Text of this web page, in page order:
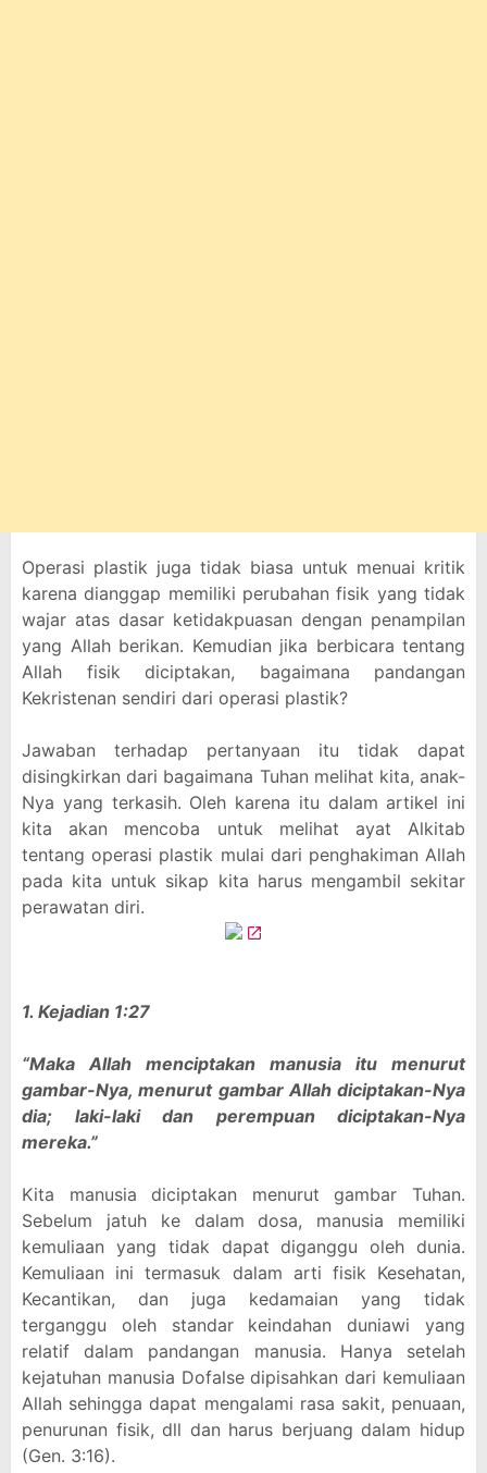
Operasi plastik juga tidak biasa untuk menuai kritik
karena dianggap memiliki perubahan fisik yang tidak
wajar atas dasar ketidakpuasan dengan penampilan
yang Allah berikan. Kemudian jika berbicara tentang
Allah fisik diciptakan, bagaimana pandangan
Kekristenan sendiri dari operasi plastik?
Jawaban terhadap pertanyaan itu tidak dapat
disingkirkan dari bagaimana Tuhan melihat kita, anak-
Nya yang terkasih. Oleh karena itu dalam artikel ini
kita akan mencoba untuk melihat ayat Alkitab
tentang operasi plastik mulai dari penghakiman Allah
pada kita untuk sikap kita harus mengambil sekitar
perawatan diri.
1. Kejadian 1:27
“Maka Allah menciptakan manusia itu menurut
gambar-Nya, menurut gambar Allah diciptakan-Nya
dia; laki-laki dan perempuan diciptakan-Nya
mereka.”
Kita manusia diciptakan menurut gambar Tuhan.
Sebelum jatuh ke dalam dosa, manusia memiliki
kemuliaan yang tidak dapat diganggu oleh dunia.
Kemuliaan ini termasuk dalam arti fisik Kesehatan,
Kecantikan, dan juga kedamaian yang tidak
terganggu oleh standar keindahan duniawi yang
relatif dalam pandangan manusia. Hanya setelah
kejatuhan manusia Dofalse dipisahkan dari kemuliaan
Allah sehingga dapat mengalami rasa sakit, penuaan,
penurunan fisik, dll dan harus berjuang dalam hidup
(Gen. 3:16).